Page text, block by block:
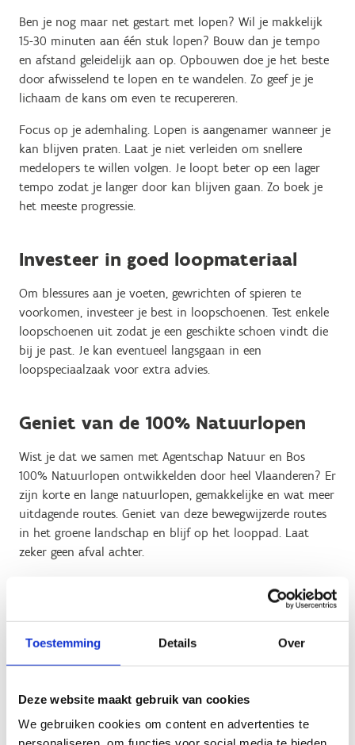
Toestemming Details Over
Deze website maakt gebruik van cookies
We gebruiken cookies om content en advertenties te
Ben je nog maar net gestart met lopen? Wil je makkelijk
15-30 minuten aan één stuk lopen? Bouw dan je tempo
en afstand geleidelijk aan op. Opbouwen doe je het beste
door afwisselend te lopen en te wandelen. Zo geef je je
lichaam de kans om even te recupereren.
Focus op je ademhaling. Lopen is aangenamer wanneer je
kan blijven praten. Laat je niet verleiden om snellere
medelopers te willen volgen. Je loopt beter op een lager
tempo zodat je langer door kan blijven gaan. Zo boek je
het meeste progressie.
Investeer in goed loopmateriaal
Om blessures aan je voeten, gewrichten of spieren te
voorkomen, investeer je best in loopschoenen. Test enkele
loopschoenen uit zodat je een geschikte schoen vindt die
bij je past. Je kan eventueel langsgaan in een
loopspeciaalzaak voor extra advies.
Geniet van de 100% Natuurlopen
Wist je dat we samen met Agentschap Natuur en Bos
100% Natuurlopen ontwikkelden door heel Vlaanderen? Er
zijn korte en lange natuurlopen, gemakkelijke en wat meer
uitdagende routes. Geniet van deze bewegwijzerde routes
in het groene landschap en blijf op het looppad. Laat
zeker geen afval achter.
Wie wordt jouw sportbuddy?
Lopen in groep en/of onder begeleiding is een
meerwaarde voor je training en boost je motivatie. Spreek